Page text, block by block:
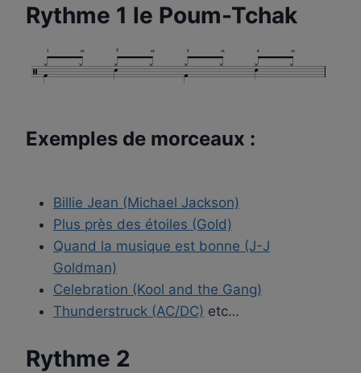
Rythme 1 le Poum-Tchak
Exemples de morceaux :
Billie Jean (Michael Jackson)
Plus près des étoiles (Gold)
Quand la musique est bonne (J-J
Goldman)
Celebration (Kool and the Gang)
Thunderstruck (AC/DC) etc…
Rythme 2